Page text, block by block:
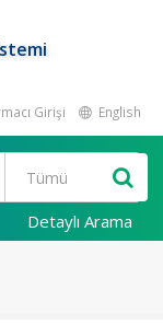
Girişi English
Detaylı Arama